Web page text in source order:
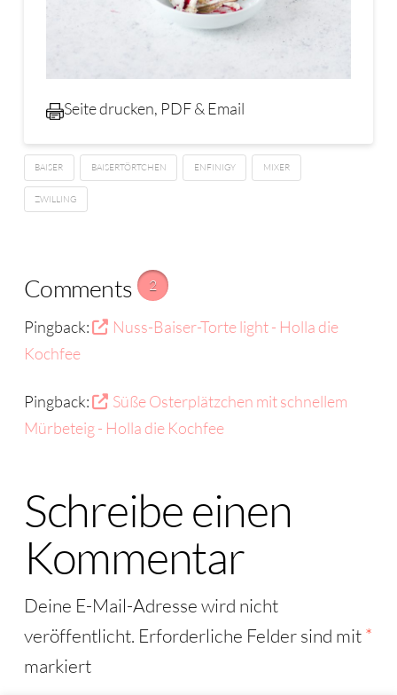
Seite drucken, PDF & Email
BAISER BAISERTÖRTCHEN ENFINIGY MIXER
ZWILLING
Comments 2
Pingback:
Nuss-Baiser-Torte light - Holla die
Kochfee
Pingback:
Süße Osterplätzchen mit schnellem
Mürbeteig - Holla die Kochfee
Schreibe einen
Kommentar
Deine E-Mail-Adresse wird nicht
veröffentlicht. Erforderliche Felder sind mit*
markiert